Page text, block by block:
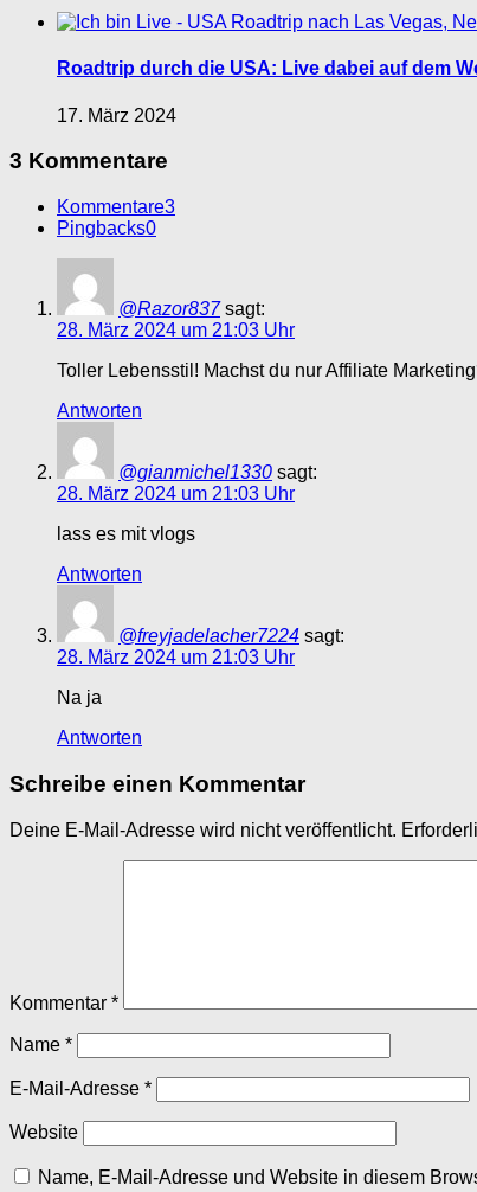
Roadtrip durch die USA: Live dabei auf dem
17. März 2024
3 Kommentare
Kommentare3
Pingbacks0
@Razor837 sagt:
28. März 2024 um 21:03 Uhr
Toller Lebensstil! Machst du nur Affiliate
Antworten
@gianmichel1330 sagt:
28. März 2024 um 21:03 Uhr
lass es mit vlogs
Antworten
@freyjadelacher7224 sagt:
28. März 2024 um 21:03 Uhr
Na ja
Antworten
Schreibe einen Kommentar
Deine E-Mail-Adresse wird nicht veröffentlicht.
Kommentar *
Name *
E-Mail-Adresse *
Website
Name, E-Mail-Adresse und Website in diesem